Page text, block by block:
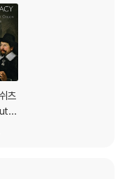
츠
스